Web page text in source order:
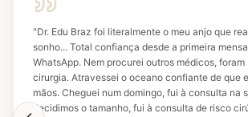
"Dr. Edu Braz foi literalmente o meu anjo que
sonho... Total confiança desde a primeira
WhatsApp. Nem procurei outros médicos, foram
cirurgia. Atravessei o oceano confiante de que
mãos. Cheguei num domingo, fui à consulta na
decidimos o tamanho, fui à consulta de risco